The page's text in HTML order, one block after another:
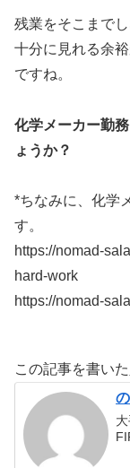
残業をそこまで
十分に見れる余
ですね。
化学メーカー勤
ょうか？
*ちなみに、化学
す。
https://nomad-
hard-work
https://nomad-
この記事を書いた